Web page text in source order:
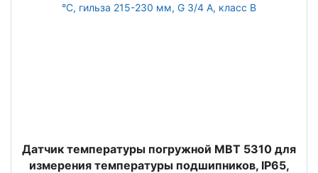
Датчик температуры погружной MBT 5310 для
измерения температуры подшипников, IP65,